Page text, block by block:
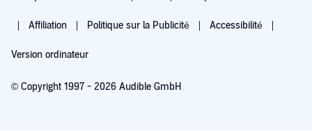
Affiliation Politique sur la Publicité Accessibilité
Version ordinateur
© Copyright 1997 - 2026 Audible GmbH